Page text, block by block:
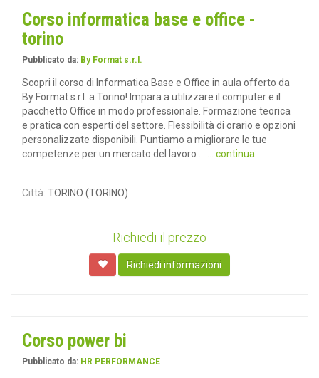
Corso informatica base e office -
torino
Pubblicato da: By Format s.r.l.
Scopri il corso di Informatica Base e Office in aula offerto da
By Format s.r.l. a Torino! Impara a utilizzare il computer e il
pacchetto Office in modo professionale. Formazione teorica
e pratica con esperti del settore. Flessibilità di orario e opzioni
personalizzate disponibili. Puntiamo a migliorare le tue
competenze per un mercato del lavoro ...
... continua
Città: TORINO (TORINO)
Richiedi il prezzo
Richiedi informazioni
Corso power bi
Pubblicato da: HR PERFORMANCE